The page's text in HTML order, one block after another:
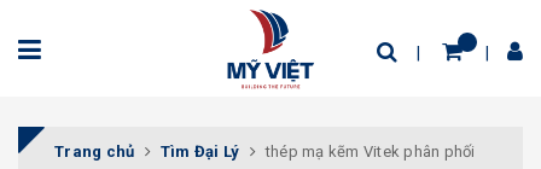
Trang chủ Tìm Đại Lý
thép mạ kẽm Vitek phân phối